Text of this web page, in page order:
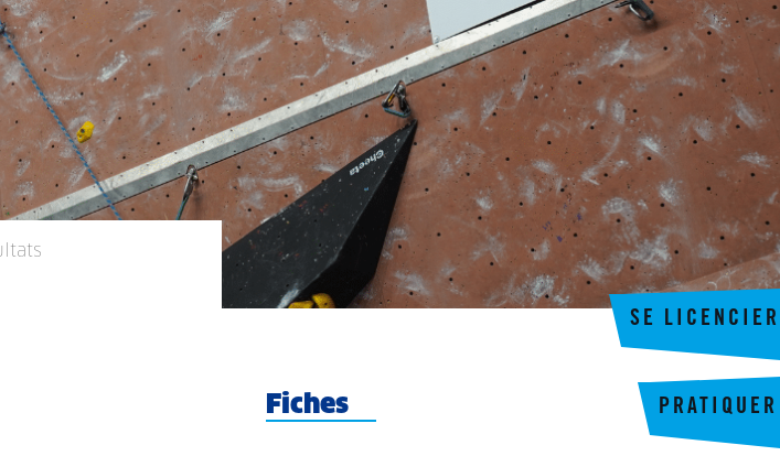
SE LICENCIER
PRATIQUER
Fiches